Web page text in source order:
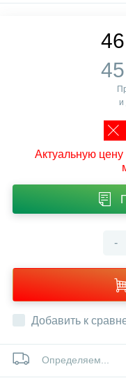
и
Актуальную цену
-
Добавить к
Определяем...